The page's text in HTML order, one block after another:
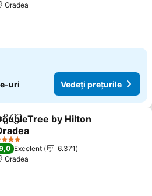
Oradea
uri Vedeți prețurile
Adăugaţi la favorite
by Hilton
Stele
Excelent
6.371
Oradea